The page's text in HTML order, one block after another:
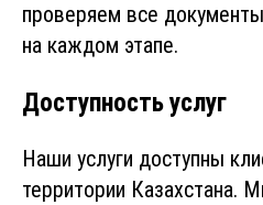
проверяем все
на каждом этапе.
Доступность услуг
Наши услуги доступны
территории Казахстана.